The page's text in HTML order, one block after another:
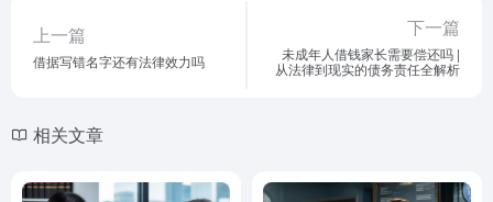
上一篇
借据写错名字还有法律效力吗
下一篇
未成年人借钱家长需要偿还吗 |
从法律到现实的债务责任全解析
相关文章